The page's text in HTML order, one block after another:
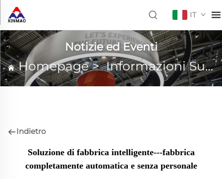
IT
Notizie ed Eventi
Homepage>Informazioni Su XINMAO
Indietro
Soluzione di fabbrica intelligente---fabbrica
completamente automatica e senza personale